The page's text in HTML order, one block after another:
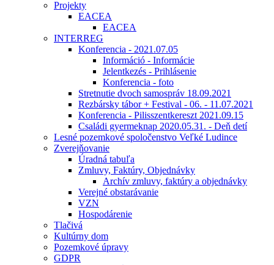
Projekty
EACEA
EACEA
INTERREG
Konferencia - 2021.07.05
Információ - Informácie
Jelentkezés - Prihlásenie
Konferencia - foto
Stretnutie dvoch samospráv 18.09.2021
Rezbársky tábor + Festival - 06. - 11.07.2021
Konferencia - Pilisszentkereszt 2021.09.15
Családi gyermeknap 2020.05.31. - Deň detí
Lesné pozemkové spoločenstvo Veľké Ludince
Zverejňovanie
Úradná tabuľa
Zmluvy, Faktúry, Objednávky
Archív zmluvy, faktúry a objednávky
Verejné obstarávanie
VZN
Hospodárenie
Tlačivá
Kultúrny dom
Pozemkové úpravy
GDPR